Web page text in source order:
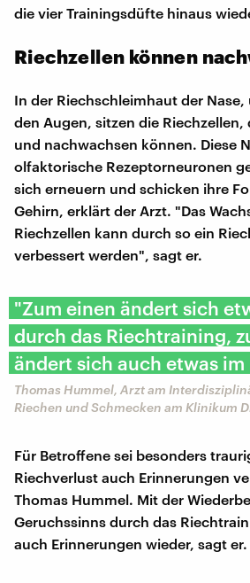
die vier Trainingsdüfte hinaus
Riechzellen können
In der Riechschleimhaut der
den Augen, sitzen die Riechzellen,
und nachwachsen können. Diese
olfaktorische Rezeptorneuronen
sich erneuern und schicken ihre
Gehirn, erklärt der Arzt. "Das
Riechzellen kann durch so ein
verbessert werden", sagt er.
"Zum einen ändert sich
durch das Riechtraining,
ändert sich auch etwas im
Thomas Hummel, Arzt am
Riechen und Schmecken am Klinikum
Für Betroffene sei besonders
Riechverlust auch Erinnerungen
Thomas Hummel. Mit der
Geruchssinns durch das
auch Erinnerungen wieder, sagt er.